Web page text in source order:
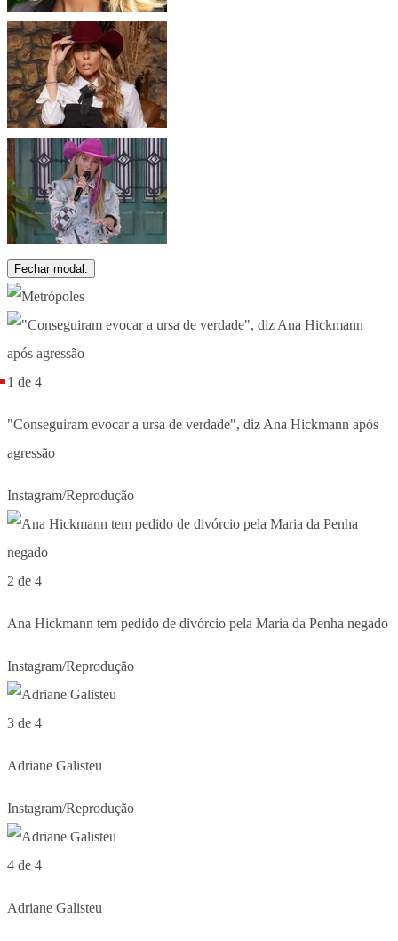
Fechar modal.
1 de 4
"Conseguiram evocar a ursa de verdade", diz Ana Hickmann após
agressão
Instagram/Reprodução
2 de 4
Ana Hickmann tem pedido de divórcio pela Maria da Penha negado
Instagram/Reprodução
3 de 4
Adriane Galisteu
Instagram/Reprodução
4 de 4
Adriane Galisteu